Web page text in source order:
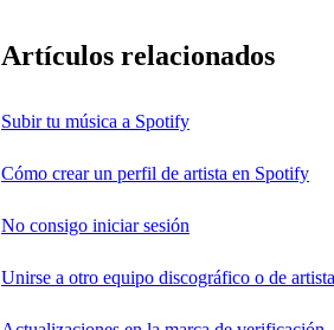
Artículos relacionados
Subir tu música a Spotify
Cómo crear un perfil de artista en Spotify
No consigo iniciar sesión
Unirse a otro equipo discográfico o de